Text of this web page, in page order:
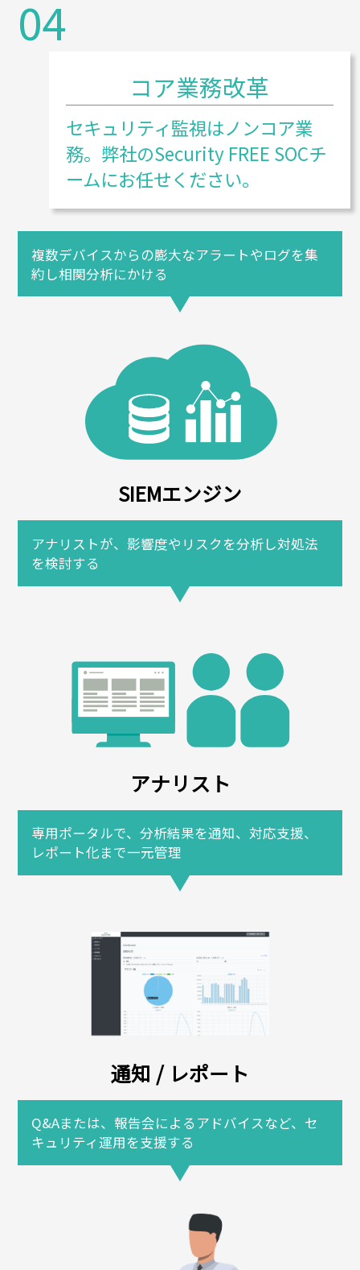
04
コア業務改革
セキュリティ監視はノンコア業
務。弊社のSecurity FREE SOCチ
ームにお任せください。
複数デバイスからの膨大なアラートやログを集
約し相関分析にかける
SIEMエンジン
アナリストが、影響度やリスクを分析し対処法
を検討する
アナリスト
専用ポータルで、分析結果を通知、対応支援、
レポート化まで一元管理
通知 / レポート
Q&Aまたは、報告会によるアドバイスなど、セ
キュリティ運用を支援する